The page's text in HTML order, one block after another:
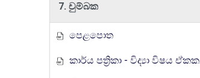
7. චුම්බක
පෙළපොත
කාර්ය පත්‍රිකා - විද්‍යා විෂය ඒකක සංවර්ධන වැඩසටහන, මතුගම අධ්‍යාපන කලාපය